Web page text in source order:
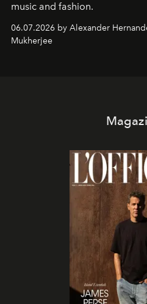
music and fashion.
06.07.2026 by Alexander
Mukherjee